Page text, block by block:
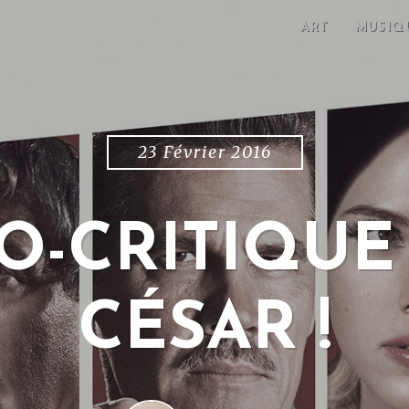
ART
23 Février 2016
CRITIQUE
CÉSAR !